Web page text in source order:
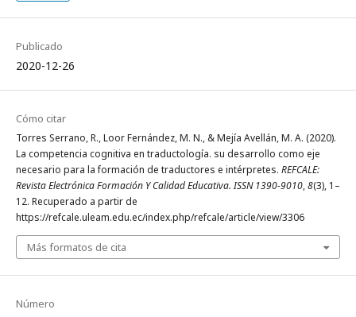
Publicado
2020-12-26
Cómo citar
Torres Serrano, R., Loor Fernández, M. N., & Mejía Avellán, M. A. (2020).
La competencia cognitiva en traductología. su desarrollo como eje
necesario para la formación de traductores e intérpretes. REFCALE:
Revista Electrónica Formación Y Calidad Educativa. ISSN 1390-9010,8(3), 1–
12. Recuperado a partir de
https://refcale.uleam.edu.ec/index.php/refcale/article/view/3306
Más formatos de cita
Número